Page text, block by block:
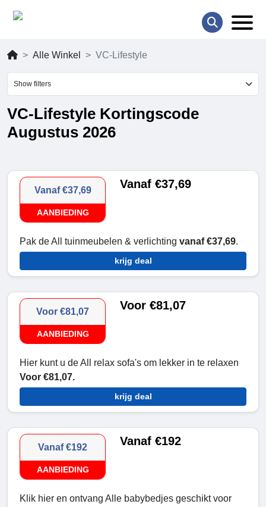
Alle Winkel VC-Lifestyle
Show filters
VC-Lifestyle Kortingscode
Augustus 2026
Vanaf €37,69
AANBIEDING
Vanaf €37,69
Pak de All tuinmeubelen & verlichting vanaf €37,69.
krijg deal
Voor €81,07
AANBIEDING
Voor €81,07
Hier kunt u de All relax sofa's om lekker in te relaxen
Voor €81,07.
krijg deal
Vanaf €192
AANBIEDING
Vanaf €192
Klik hier en ontvang Alle babybedjes geschikt voor